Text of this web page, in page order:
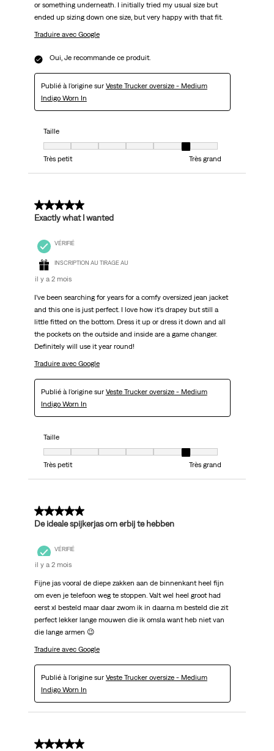
or something underneath. I initially tried my usual size but
ended up sizing down one size, but very happy with that fit.
Traduire avec Google
Oui, Je recommande ce produit.
Publié à l'origine sur Veste Trucker oversize - Medium
Indigo Worn In
Taille
Taille, 6 sur 7, où 1 est égal à Très petit et 7 est égal à Très grand
Très petit
Très grand
5 sur 5 étoiles.
Exactly what I wanted
VÉRIFIÉ
INSCRIPTION AU TIRAGE AU
il y a 2 mois
I’ve been searching for years for a comfy oversized jean jacket
and this one is just perfect. I love how it’s drapey but still a
little fitted on the bottom. Dress it up or dress it down and all
the pockets on the outside and inside are a game changer.
Definitely will use it year round!
Traduire avec Google
Publié à l'origine sur Veste Trucker oversize - Medium
Indigo Worn In
Taille
Taille, 6 sur 7, où 1 est égal à Très petit et 7 est égal à Très grand
Très petit
Très grand
5 sur 5 étoiles.
De ideale spijkerjas om erbij te hebben
VÉRIFIÉ
il y a 2 mois
Fijne jas vooral de diepe zakken aan de binnenkant heel fijn
om even je telefoon weg te stoppen. Valt wel heel groot had
eerst xl besteld maar daar zwom ik in daarna m besteld die zit
perfect lekker lange mouwen die ik omsla want heb niet van
die lange armen 😉
Traduire avec Google
Publié à l'origine sur Veste Trucker oversize - Medium
Indigo Worn In
5 sur 5 étoiles.